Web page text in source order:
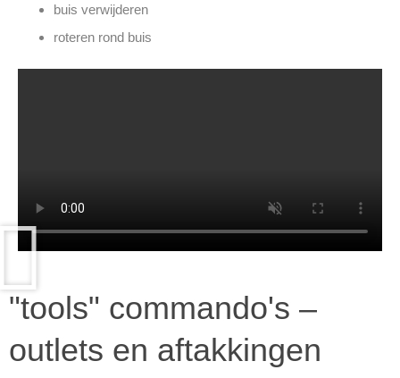
buis verwijderen
roteren rond buis
"tools" commando's –
outlets en aftakkingen